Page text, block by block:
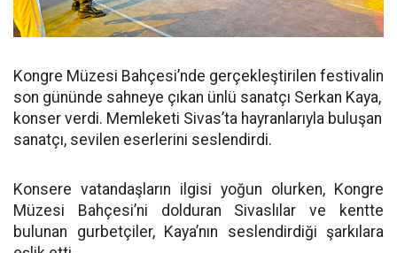
Kongre Müzesi Bahçesi’nde gerçekleştirilen festivalin
son gününde sahneye çıkan ünlü sanatçı Serkan Kaya,
konser verdi. Memleketi Sivas’ta hayranlarıyla buluşan
sanatçı, sevilen eserlerini seslendirdi.
Konsere vatandaşların ilgisi yoğun olurken, Kongre
Müzesi Bahçesi’ni dolduran Sivaslılar ve kentte
bulunan gurbetçiler, Kaya’nın seslendirdiği şarkılara